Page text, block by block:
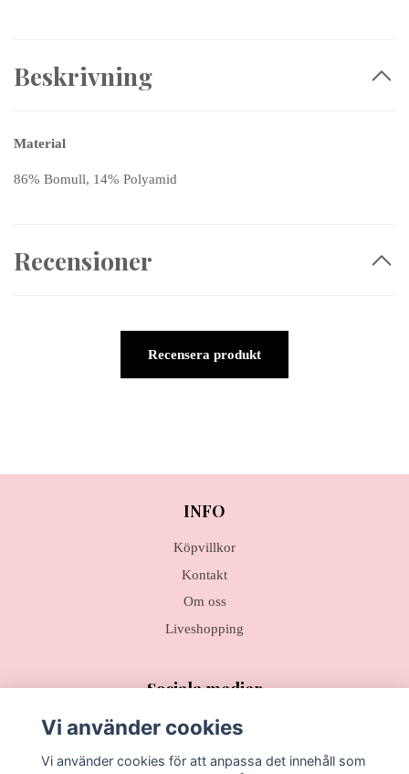
Beskrivning
Material
86% Bomull, 14% Polyamid
Recensioner
Recensera produkt
INFO
Köpvillkor
Kontakt
Om oss
Liveshopping
Sociala medier
Vi använder cookies
Vi använder cookies för att anpassa det innehåll som